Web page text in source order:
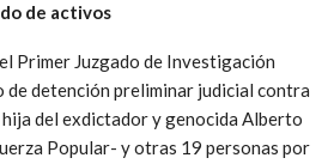
de activos
Primer Juzgado de Investigación
detención preliminar judicial contra
del exdictador y genocida Alberto
Popular- y otras 19 personas por